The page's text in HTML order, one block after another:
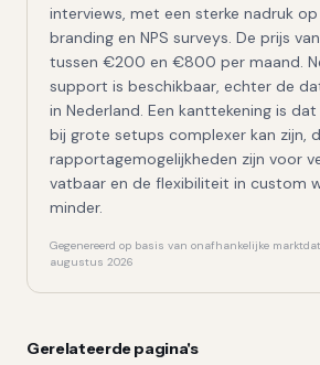
interviews, met een sterke nadruk
branding en NPS surveys. De prijs
tussen €200 en €800 per maand.
support is beschikbaar, echter de
in Nederland. Een kanttekening is
bij grote setups complexer kan zijn,
rapportagemogelijkheden zijn voor
vatbaar en de flexibiliteit in custom
minder.
Gegenereerd op basis van onafhankelijke
augustus 2026
Gerelateerde pagina's